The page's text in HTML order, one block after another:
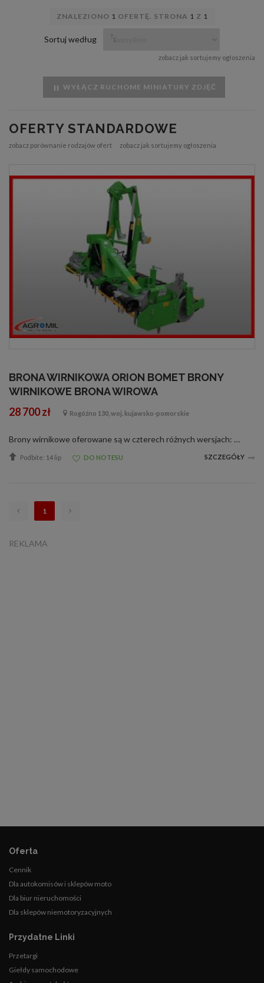
ZNALEZIONO 1 OFERTĘ. STRONA 1 Z 1
Sortuj według
zobacz jak sortujemy ogłoszenia
WYŁĄCZ RUCHOME MINIATURY ZDJĘĆ
OFERTY STANDARDOWE
zobacz porównanie rodzajów ofert zobacz jak sortujemy ogłoszenia
BRONA WIRNIKOWA ORION BOMET BRONY
WIRNIKOWE BRONA WIROWA
28 700 zł Rogóźno 130, woj. kujawsko-pomorskie
Brony wirnikowe oferowane są w czterech różnych wersjach: Dla ciągników o mocy do 125 KM brony o szerokościach 2,0 2,5 i 3,0 metry. Jest to idealne rozwiązanie, gdyż są to maszyny zarówno stabilna jak i lekkie. Dla ciągników o mocy do 165 K...
Podbite: 14 lip DO NOTESU SZCZEGÓŁY
1
REKLAMA
Oferta
Cennik
Dla autokomisów i sklepów moto
Dla biur nieruchomości
Dla sklepów niemotoryzacyjnych
Przydatne Linki
Przetargi
Giełdy samochodowe